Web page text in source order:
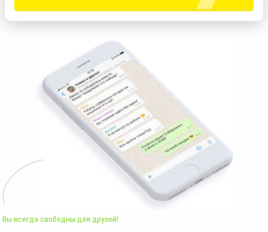
Вы всегда свободны для друзей!